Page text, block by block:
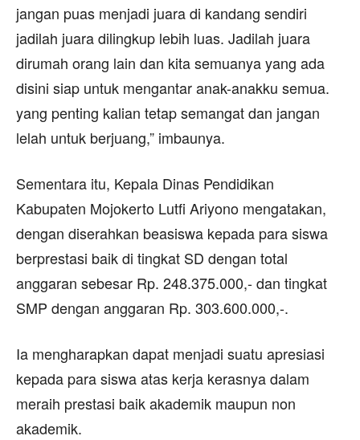
jangan puas menjadi juara di kandang sendiri
jadilah juara dilingkup lebih luas. Jadilah juara
dirumah orang lain dan kita semuanya yang ada
disini siap untuk mengantar anak-anakku semua.
yang penting kalian tetap semangat dan jangan
lelah untuk berjuang,” imbaunya.
Sementara itu, Kepala Dinas Pendidikan
Kabupaten Mojokerto Lutfi Ariyono mengatakan,
dengan diserahkan beasiswa kepada para siswa
berprestasi baik di tingkat SD dengan total
anggaran sebesar Rp. 248.375.000,- dan tingkat
SMP dengan anggaran Rp. 303.600.000,-.
Ia mengharapkan dapat menjadi suatu apresiasi
kepada para siswa atas kerja kerasnya dalam
meraih prestasi baik akademik maupun non
akademik.